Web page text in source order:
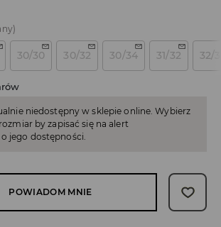
30/30 30/32 30/34 31/32 32/
niedostępny w sklepie online. Wybierz
by zapisać się na alert
jego dostępności.
POWIADOM MNIE